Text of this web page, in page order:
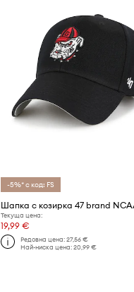
-5%* с код: FS
Текуща цена:
19,99 €
Редовна цена: 27,56 €
Най-ниска цена: 20,99 €